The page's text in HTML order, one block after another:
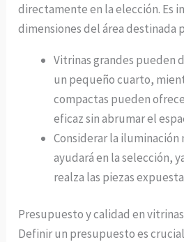
directamente en la elección. Es
dimensiones del área destinada
Vitrinas grandes pueden
un pequeño cuarto,
compactas pueden
eficaz sin abrumar el
Considerar la
ayudará en la selección,
realza las piezas
Presupuesto y calidad en
Definir un presupuesto es